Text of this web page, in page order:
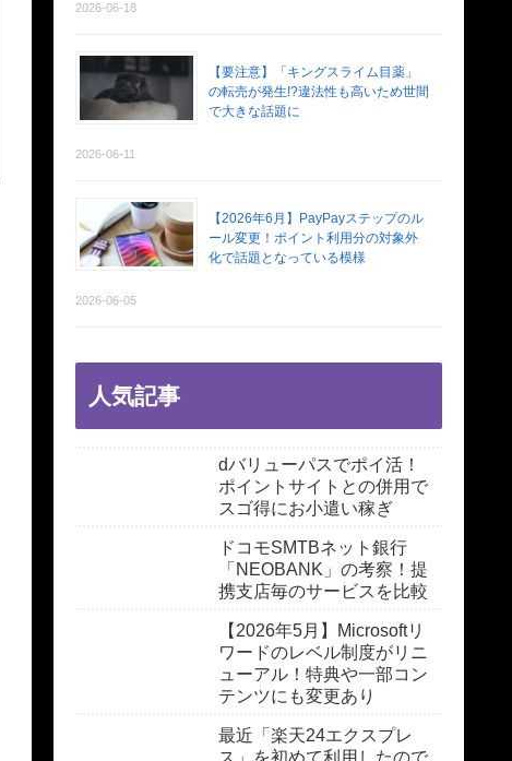
2026-06-18
【要注意】「キングスライム目薬」
の転売が発生!?違法性も高いため世間
で大きな話題に
2026-06-11
【2026年6月】PayPayステップのル
ール変更！ポイント利用分の対象外
化で話題となっている模様
2026-06-05
人気記事
dバリューパスでポイ活！
ポイントサイトとの併用で
スゴ得にお小遣い稼ぎ
ドコモSMTBネット銀行
「NEOBANK」の考察！提
携支店毎のサービスを比較
【2026年5月】Microsoftリ
ワードのレベル制度がリニ
ューアル！特典や一部コン
テンツにも変更あり
最近「楽天24エクスプレ